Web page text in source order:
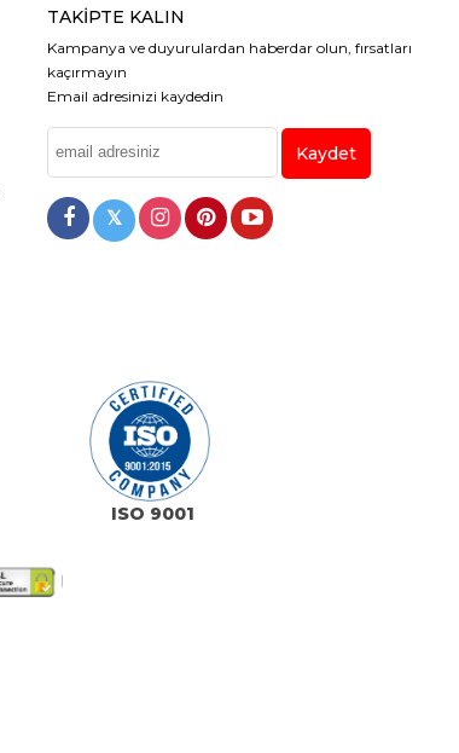
TAKIPTE KALIN
Kampanya ve duyurulardan haberdar olun, fırsatları
kaçırmayın
Email adresinizi kaydedin
Kaydet
𝕏
ISO 9001